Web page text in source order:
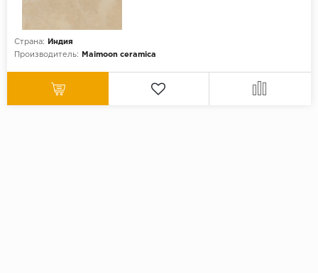
Страна:
Индия
Производитель:
Maimoon ceramica